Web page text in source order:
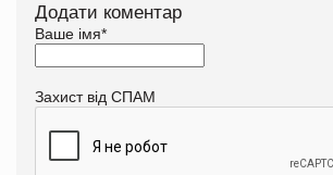
Додати коментар
Ваше імя*
Захист від СПАМ